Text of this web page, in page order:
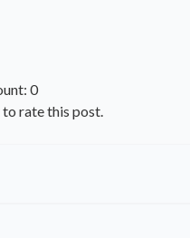
0
rate this post.